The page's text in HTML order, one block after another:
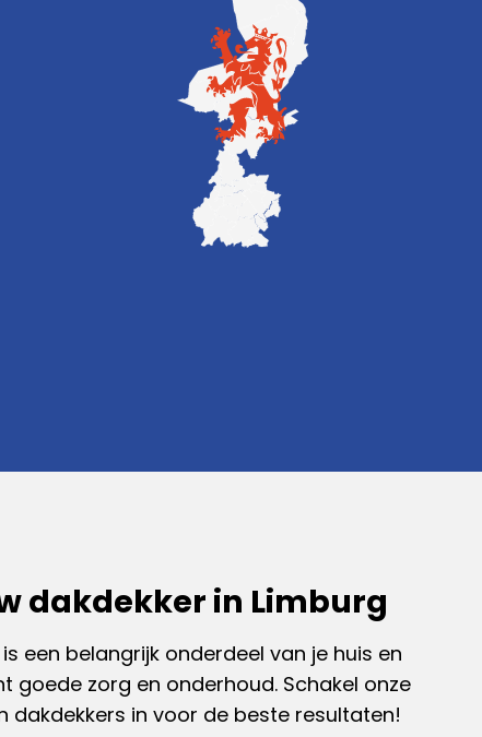
dakdekker in Limburg
een belangrijk onderdeel van je huis en
goede zorg en onderhoud. Schakel onze
dakdekkers in voor de beste resultaten!